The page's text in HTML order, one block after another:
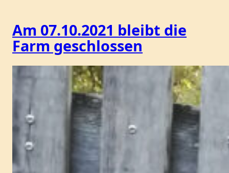
Am 07.10.2021 bleibt die
Farm geschlossen